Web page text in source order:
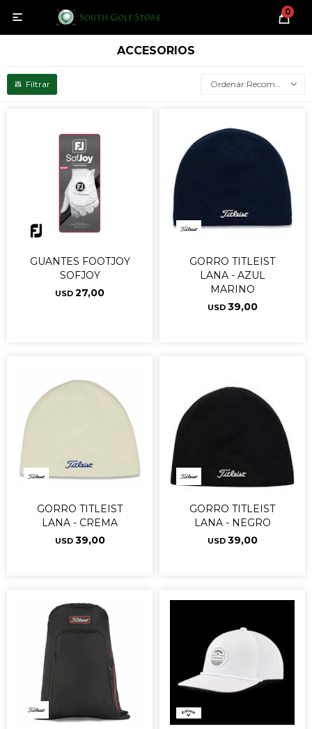
0

ACCESORIOS
Recomendados
GUANTES FOOTJOY
SOFJOY
USD 27,00
GORRO TITLEIST
LANA - AZUL
MARINO
USD 39,00
GORRO TITLEIST
LANA - CREMA
USD 39,00
GORRO TITLEIST
LANA - NEGRO
USD 39,00